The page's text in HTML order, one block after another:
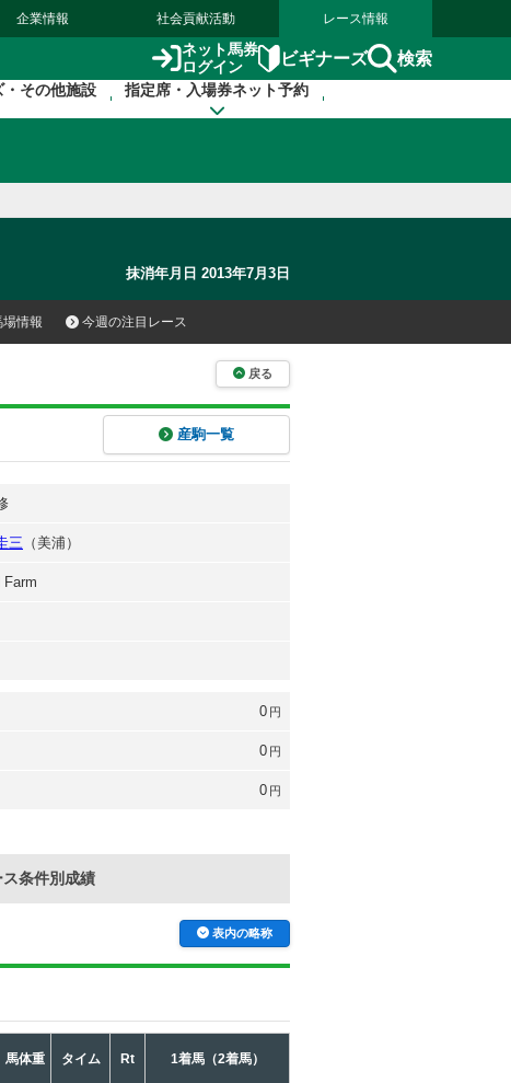
企業情報 社会貢献活動 レース情報
ネット馬券
ログイン
ビギナーズ 検索
その他施設 指定席・入場券ネット予約
抹消年月日 2013年7月3日
場情報 今週の注目レース
戻る
産駒一覧
三 （美浦）
Farm
0 円
0 円
0 円
ス条件別成績
表内の略称
馬体重 タイム Rt 1着馬（2着馬）